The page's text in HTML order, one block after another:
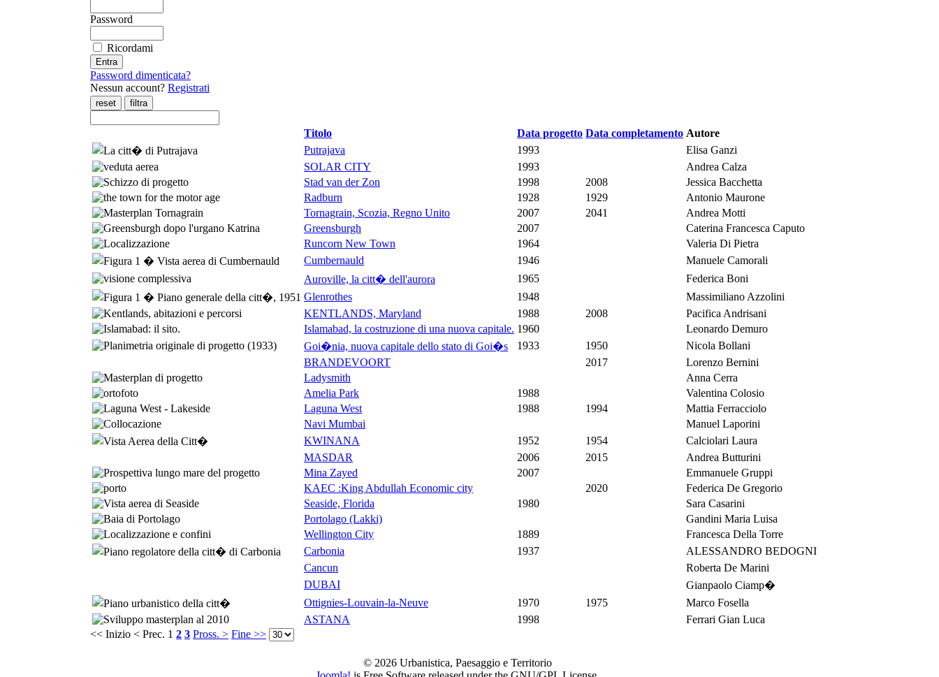
Password
Ricordami
Password dimenticata?
Nessun account? Registrati
Titolo Data progetto Data completamento Autore
Putrajava
1993
Elisa Ganzi
SOLAR CITY
1993
Andrea Calza
Stad van der Zon
1998 2008
Jessica Bacchetta
Radburn
1928 1929
Antonio Maurone
Tornagrain, Scozia, Regno Unito
2007 2041
Andrea Motti
Greensburgh
2007
Caterina Francesca Caputo
Runcorn New Town
1964
Valeria Di Pietra
Cumbernauld
1946
Manuele Camorali
Auroville, la citt� dell'aurora
1965
Federica Boni
Glenrothes
1948
Massimiliano Azzolini
KENTLANDS, Maryland
1988 2008
Pacifica Andrisani
Islamabad, la costruzione di una nuova capitale. 1960
Leonardo Demuro
Goi�nia, nuova capitale dello stato di Goi�s
1933 1950
Nicola Bollani
BRANDEVOORT
2017
Lorenzo Bernini
Ladysmith
Anna Cerra
Amelia Park
1988
Valentina Colosio
Laguna West
1988 1994
Mattia Ferracciolo
Navi Mumbai
Manuel Laporini
KWINANA
1952 1954
Calciolari Laura
MASDAR
2006 2015
Andrea Butturini
Mina Zayed
2007
Emmanuele Gruppi
KAEC :King Abdullah Economic city
2020
Federica De Gregorio
Seaside, Florida
1980
Sara Casarini
Portolago (Lakki)
Gandini Maria Luisa
Wellington City
1889
Francesca Della Torre
Carbonia
1937
ALESSANDRO BEDOGNI
Cancun
Roberta De Marini
DUBAI
Gianpaolo Ciamp�
Ottignies-Louvain-la-Neuve
1970 1975
Marco Fosella
ASTANA
1998
Ferrari Gian Luca
<< Inizio < Prec. 1 2 3 Pross. > Fine >>
© 2026 Urbanistica, Paesaggio e Territorio